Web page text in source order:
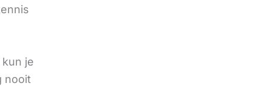
kun je
nooit